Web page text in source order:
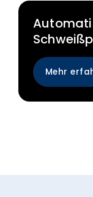
Mehr